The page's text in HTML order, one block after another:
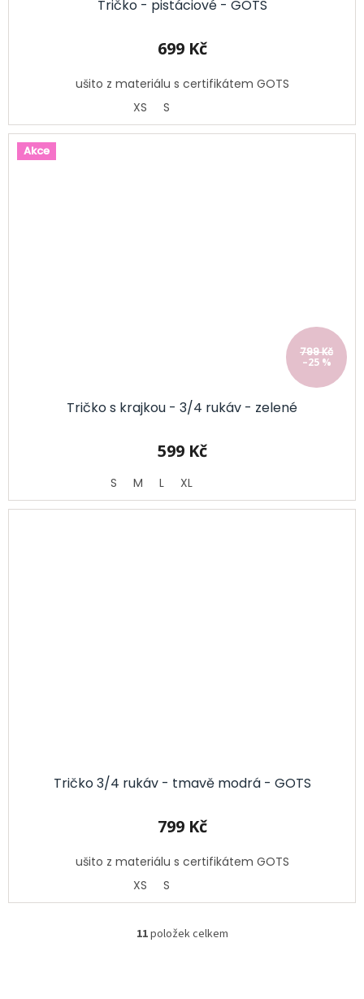
Tričko - pistáciové - GOTS
699 Kč
ušito z materiálu s certifikátem GOTS
XS
S
Akce
799 Kč
–25 %
Tričko s krajkou - 3/4 rukáv - zelené
599 Kč
S M L XL
Tričko 3/4 rukáv - tmavě modrá - GOTS
799 Kč
ušito z materiálu s certifikátem GOTS
XS
S
O
11položek celkem